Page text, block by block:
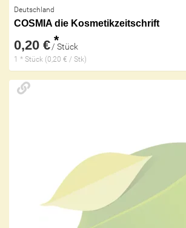
Deutschland
COSMIA die Kosmetikzeitschrift
0,20 € *
/ Stück
1 * Stück (0,20 € / Stk)